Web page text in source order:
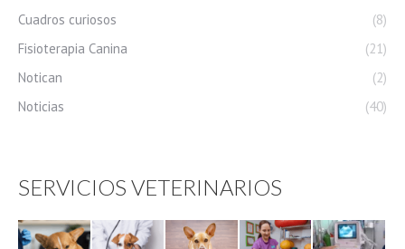
Cuadros curiosos
(8)
Fisioterapia Canina
(21)
Notican
(2)
Noticias
(40)
SERVICIOS VETERINARIOS